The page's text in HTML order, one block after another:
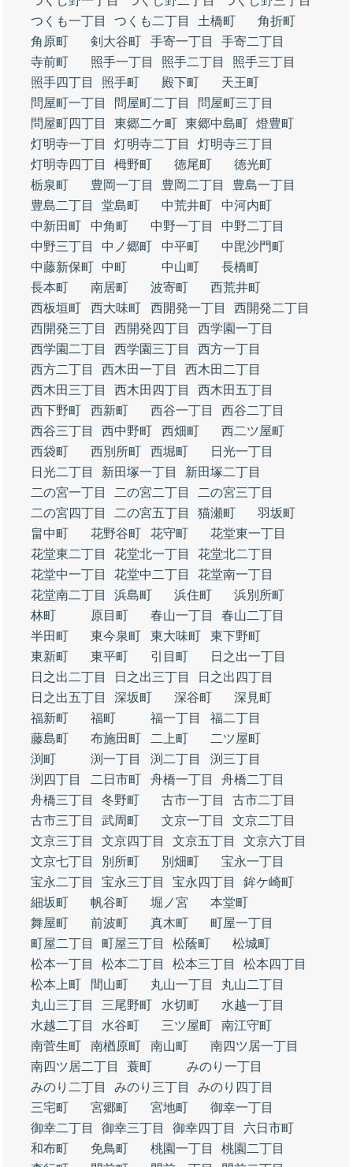
つくも一丁目
つくも二丁目 土橋町
角折町
角原町
剣大谷町 手寄一丁目
手寄二丁目
寺前町
照手一丁目 照手二丁目
照手三丁目
照手四丁目
照手町 殿下町
天王町
問屋町一丁目
問屋町二丁目
問屋町三丁目
問屋町四丁目
東郷二ケ町 東郷中島町 燈豊町
灯明寺一丁目
灯明寺二丁目
灯明寺三丁目
灯明寺四丁目
栂野町 徳尾町
徳光町
栃泉町
豊岡一丁目 豊岡二丁目
豊島一丁目
豊島二丁目
堂島町 中荒井町
中河内町
中新田町
中角町 中野一丁目
中野二丁目
中野三丁目
中ノ郷町 中平町
中毘沙門町
中藤新保町
中町 中山町
長橋町
長本町
南居町 波寄町
西荒井町
西板垣町
西大味町 西開発一丁目
西開発二丁目
西開発三丁目
西開発四丁目
西学園一丁目
西学園二丁目
西学園三丁目
西方一丁目
西方二丁目
西木田一丁目
西木田二丁目
西木田三丁目
西木田四丁目
西木田五丁目
西下野町
西新町 西谷一丁目
西谷二丁目
西谷三丁目
西中野町 西畑町
西二ツ屋町
西袋町
西別所町 西堀町
日光一丁目
日光二丁目
新田塚一丁目
新田塚二丁目
二の宮一丁目
二の宮二丁目
二の宮三丁目
二の宮四丁目
二の宮五丁目 猫瀬町
羽坂町
畠中町
花野谷町 花守町
花堂東一丁目
花堂東二丁目
花堂北一丁目
花堂北二丁目
花堂中一丁目
花堂中二丁目
花堂南一丁目
花堂南二丁目
浜島町 浜住町
浜別所町
林町
原目町 春山一丁目
春山二丁目
半田町
東今泉町 東大味町
東下野町
東新町
東平町 引目町
日之出一丁目
日之出二丁目
日之出三丁目
日之出四丁目
日之出五丁目
深坂町 深谷町
深見町
福新町
福町 福一丁目
福二丁目
藤島町
布施田町 二上町
二ツ屋町
渕町
渕一丁目 渕二丁目
渕三丁目
渕四丁目
二日市町 舟橋一丁目
舟橋二丁目
舟橋三丁目
冬野町 古市一丁目
古市二丁目
古市三丁目
武周町 文京一丁目
文京二丁目
文京三丁目
文京四丁目 文京五丁目
文京六丁目
文京七丁目
別所町 別畑町
宝永一丁目
宝永二丁目
宝永三丁目 宝永四丁目
鉾ケ崎町
細坂町
帆谷町 堀ノ宮
本堂町
舞屋町
前波町 真木町
町屋一丁目
町屋二丁目
町屋三丁目 松蔭町
松城町
松本一丁目
松本二丁目 松本三丁目
松本四丁目
松本上町
間山町 丸山一丁目
丸山二丁目
丸山三丁目
三尾野町 水切町
水越一丁目
水越二丁目
水谷町 三ツ屋町
南江守町
南菅生町
南楢原町 南山町
南四ツ居一丁目
南四ツ居二丁目
蓑町
みのり一丁目
みのり二丁目
みのり三丁目
みのり四丁目
三宅町
宮郷町 宮地町
御幸一丁目
御幸二丁目
御幸三丁目 御幸四丁目
六日市町
和布町
免鳥町 桃園一丁目
桃園二丁目